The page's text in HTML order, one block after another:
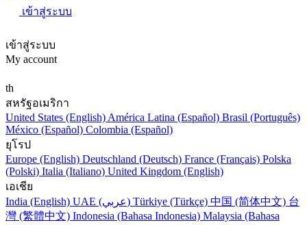
เข้าสู่ระบบ
เข้าสู่ระบบ
My account
th
สหรัฐอเมริกา
United States (English) América Latina (Español) Brasil (Português)
México (Español) Colombia (Español)
ยุโรป
Europe (English) Deutschland (Deutsch) France (Français) Polska
(Polski) Italia (Italiano) United Kingdom (English)
เอเชีย
India (English)
UAE (عربي) Türkiye (Türkçe) 中国 (简体中文) 台
灣 (繁體中文) Indonesia (Bahasa Indonesia) Malaysia (Bahasa